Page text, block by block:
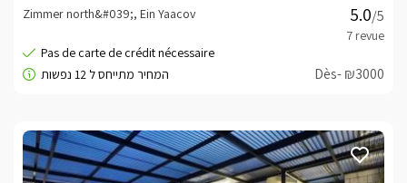
/5
Zimmer north&#039;, Ein Yaacov
Dès- ₪3000